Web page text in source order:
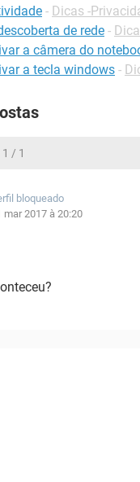
- Dicas -
de rede -
a câmera do
a tecla windows -
1 / 1
bloqueado
mar 2017 à 20:20